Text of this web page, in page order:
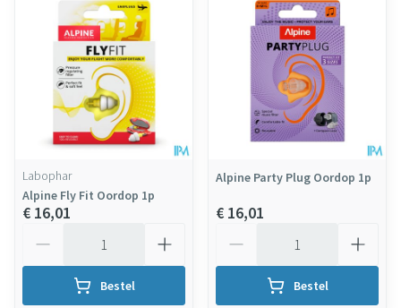
Labophar
Alpine Fly Fit Oordop 1p
€ 16,01
Bestel
Alpine Party Plug Oordop 1p
€ 16,01
Bestel